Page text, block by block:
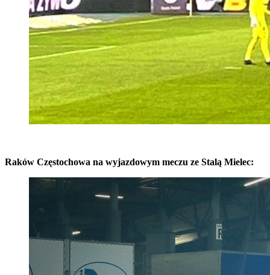
Raków Częstochowa na wyjazdowym meczu ze Stalą Mielec: